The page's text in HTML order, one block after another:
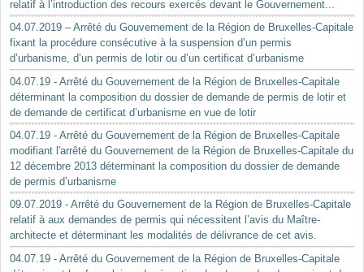
relatif à l’introduction des recours exercés devant le Gouvernement...
04.07.2019 – Arrêté du Gouvernement de la Région de Bruxelles-Capitale
fixant la procédure consécutive à la suspension d’un permis
d’urbanisme, d’un permis de lotir ou d’un certificat d’urbanisme
04.07.19 - Arrêté du Gouvernement de la Région de Bruxelles-Capitale
déterminant la composition du dossier de demande de permis de lotir et
de demande de certificat d’urbanisme en vue de lotir
04.07.19 - Arrêté du Gouvernement de la Région de Bruxelles-Capitale
modifiant l'arrêté du Gouvernement de la Région de Bruxelles-Capitale du
12 décembre 2013 déterminant la composition du dossier de demande
de permis d’urbanisme
09.07.2019 - Arrêté du Gouvernement de la Région de Bruxelles-Capitale
relatif à aux demandes de permis qui nécessitent l’avis du Maître-
architecte et déterminant les modalités de délivrance de cet avis.
04.07.19 - Arrêté du Gouvernement de la Région de Bruxelles-Capitale